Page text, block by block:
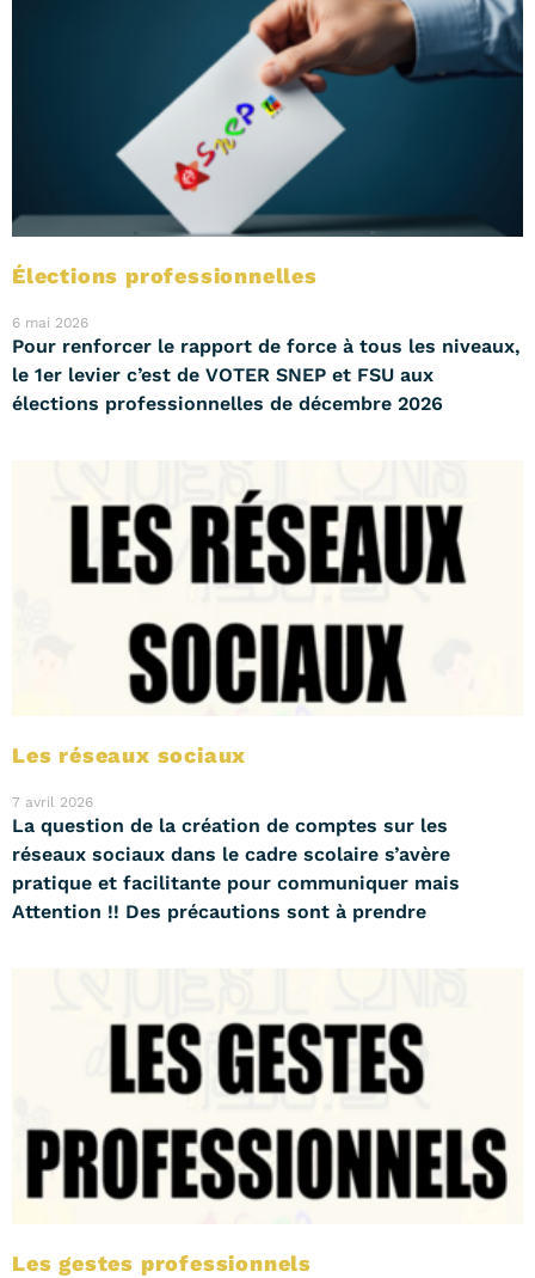
Élections professionnelles
6 mai 2026
Pour renforcer le rapport de force à tous les niveaux,
le 1er levier c’est de VOTER SNEP et FSU aux
élections professionnelles de décembre 2026
Les réseaux sociaux
7 avril 2026
La question de la création de comptes sur les
réseaux sociaux dans le cadre scolaire s’avère
pratique et facilitante pour communiquer mais
Attention !! Des précautions sont à prendre
Les gestes professionnels